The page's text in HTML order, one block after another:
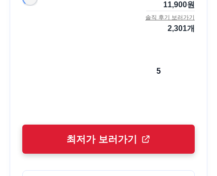
11,900원
솔직 후기 보러가기
2,301개
5
최저가 보러가기